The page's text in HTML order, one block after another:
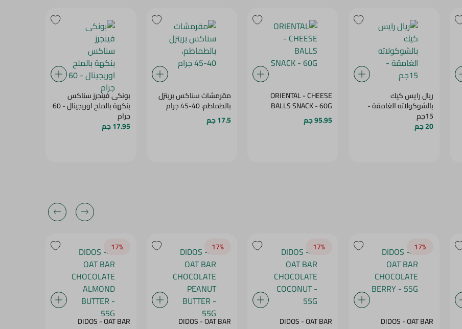
ريال رايس كيك
بالشوكولاته الغامقة -
15جم
20 جم
ORIENTAL - CHEESE
BALLS SNACK - 60G
95.95 جم
مقرمشات سناكس بريتزل
بالطماطم، 40-45 جرام
17.5 جم
بونكى فينجرز سناكس
بنكهة بالملح اوريجينال - 60
جرام
17.95 جم
17‎%‎
DIDOS - OAT BAR
17‎%‎
DIDOS - OAT BAR
17‎%‎
DIDOS - OAT BAR
17‎%‎
DIDOS - OAT BAR